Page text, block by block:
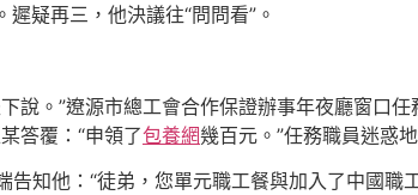
疑再三，他決議往“問問看”。
說。”遼源市總工會合作保證辦事年夜廳窗口
某答覆：“申領了包養網幾百元。”任務職員迷惑
告知他：“徒弟，您單元職工餐與加入了中國